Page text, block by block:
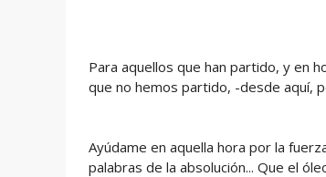
Para aquellos que han partido, y en
que no hemos partido, -desde aquí,
Ayúdame en aquella hora por la
palabras de la absolución... Que el